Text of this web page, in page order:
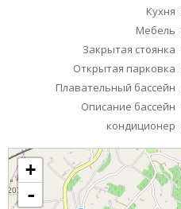
Кухня
Мебель
Закрытая стоянка
Открытая парковка
Плавательный бассейн
Описание бассейн
кондиционер
+
-